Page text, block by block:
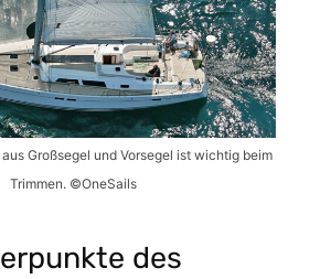
Großsegel und Vorsegel ist wichtig beim
Trimmen. ©OneSails
des